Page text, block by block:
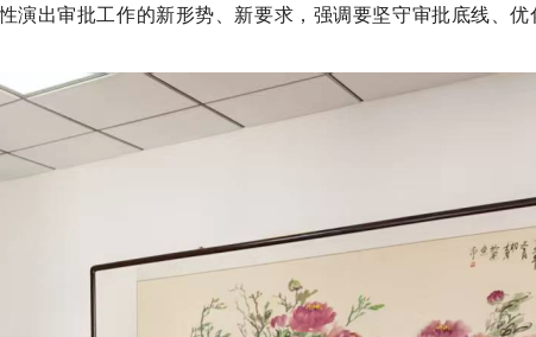
演出审批工作的新形势、新要求，强调要坚守审批底线、